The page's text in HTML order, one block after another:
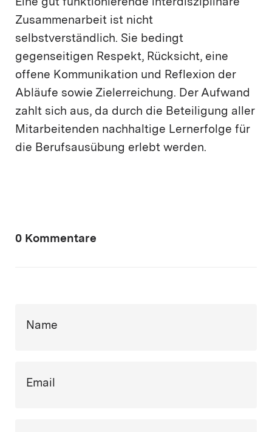
Eine gut funktionierende interdisziplinäre
Zusammenarbeit ist nicht
selbstverständlich. Sie bedingt
gegenseitigen Respekt, Rücksicht, eine
offene Kommunikation und Reflexion der
Abläufe sowie Zielerreichung. Der Aufwand
zahlt sich aus, da durch die Beteiligung aller
Mitarbeitenden nachhaltige Lernerfolge für
die Berufsausübung erlebt werden.
0 Kommentare
Name
Email